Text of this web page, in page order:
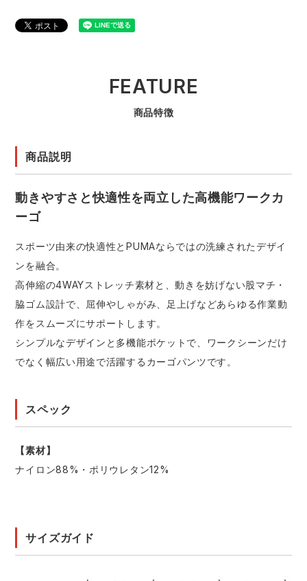
FEATURE
商品特徴
商品説明
動きやすさと快適性を両立した高機能ワークカ
ーゴ
スポーツ由来の快適性とPUMAならではの洗練されたデザイ
ンを融合。
高伸縮の4WAYストレッチ素材と、動きを妨げない股マチ・
脇ゴム設計で、屈伸やしゃがみ、足上げなどあらゆる作業動
作をスムーズにサポートします。
シンプルなデザインと多機能ポケットで、ワークシーンだけ
でなく幅広い用途で活躍するカーゴパンツです。
スペック
【素材】
ナイロン88%・ポリウレタン12%
サイズガイド